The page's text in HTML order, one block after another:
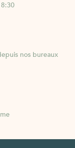
nos bureaux